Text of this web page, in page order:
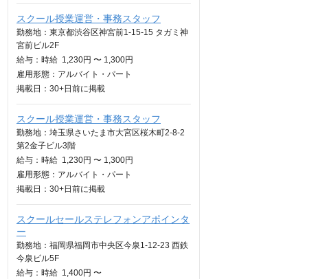
スクール授業運営・事務スタッフ
勤務地：東京都渋谷区神宮前1-15-15 タガミ神
宮前ビル2F
給与： 時給 1,230円 〜 1,300円
雇用形態：アルバイト・パート
掲載日： 30+日 前に掲載
スクール授業運営・事務スタッフ
勤務地：埼玉県さいたま市大宮区桜木町2-8-2
第2金子ビル3階
給与： 時給 1,230円 〜 1,300円
雇用形態：アルバイト・パート
掲載日： 30+日 前に掲載
スクールセールステレフォンアポインタ
ー
勤務地：福岡県福岡市中央区今泉1-12-23 西鉄
今泉ビル5F
給与： 時給 1,400円 〜